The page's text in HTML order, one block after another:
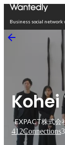
Business social
EXPACT株式会
412Connections